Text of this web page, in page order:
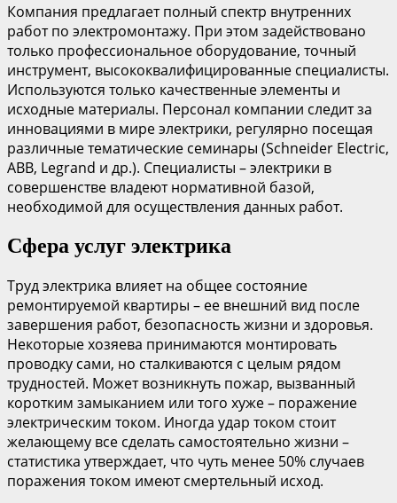
Компания предлагает полный спектр внутренних
работ по электромонтажу. При этом задействовано
только профессиональное оборудование, точный
инструмент, высококвалифицированные специалисты.
Используются только качественные элементы и
исходные материалы. Персонал компании следит за
инновациями в мире электрики, регулярно посещая
различные тематические семинары (Schneider Electric,
ABB, Legrand и др.). Специалисты – электрики в
совершенстве владеют нормативной базой,
необходимой для осуществления данных работ.
Сфера услуг электрика
Труд электрика влияет на общее состояние
ремонтируемой квартиры – ее внешний вид после
завершения работ, безопасность жизни и здоровья.
Некоторые хозяева принимаются монтировать
проводку сами, но сталкиваются с целым рядом
трудностей. Может возникнуть пожар, вызванный
коротким замыканием или того хуже – поражение
электрическим током. Иногда удар током стоит
желающему все сделать самостоятельно жизни –
статистика утверждает, что чуть менее 50% случаев
поражения током имеют смертельный исход.